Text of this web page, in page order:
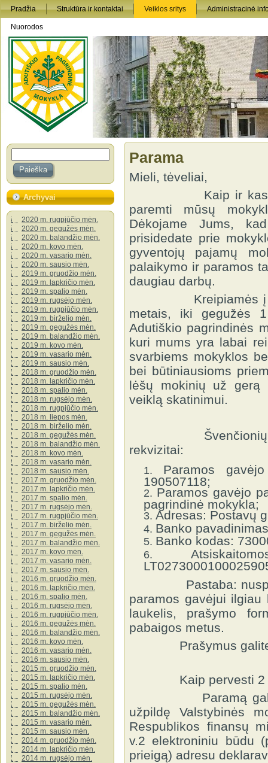
Pradžia Struktūra ir kontaktai Veiklos sritys Administracinė
Nuorodos
Archyvai
2020 m. rugpjūčio mėn.
2020 m. gegužės mėn.
2020 m. balandžio mėn.
2020 m. kovo mėn.
2020 m. vasario mėn.
2020 m. sausio mėn.
2019 m. gruodžio mėn.
2019 m. lapkričio mėn.
2019 m. spalio mėn.
2019 m. rugsėjo mėn.
2019 m. rugpjūčio mėn.
2019 m. birželio mėn.
2019 m. gegužės mėn.
2019 m. balandžio mėn.
2019 m. kovo mėn.
2019 m. vasario mėn.
2019 m. sausio mėn.
2018 m. gruodžio mėn.
2018 m. lapkričio mėn.
2018 m. spalio mėn.
2018 m. rugsėjo mėn.
2018 m. rugpjūčio mėn.
2018 m. liepos mėn.
2018 m. birželio mėn.
2018 m. gegužės mėn.
2018 m. balandžio mėn.
2018 m. kovo mėn.
2018 m. vasario mėn.
2018 m. sausio mėn.
2017 m. gruodžio mėn.
2017 m. lapkričio mėn.
2017 m. spalio mėn.
2017 m. rugsėjo mėn.
2017 m. rugpjūčio mėn.
2017 m. birželio mėn.
2017 m. gegužės mėn.
2017 m. balandžio mėn.
2017 m. kovo mėn.
2017 m. vasario mėn.
2017 m. sausio mėn.
2016 m. gruodžio mėn.
2016 m. lapkričio mėn.
2016 m. spalio mėn.
2016 m. rugsėjo mėn.
2016 m. rugpjūčio mėn.
2016 m. gegužės mėn.
2016 m. balandžio mėn.
2016 m. kovo mėn.
2016 m. vasario mėn.
2016 m. sausio mėn.
2015 m. gruodžio mėn.
2015 m. lapkričio mėn.
2015 m. spalio mėn.
2015 m. rugsėjo mėn.
2015 m. gegužės mėn.
2015 m. balandžio mėn.
2015 m. vasario mėn.
2015 m. sausio mėn.
2014 m. gruodžio mėn.
2014 m. lapkričio mėn.
2014 m. rugsėjo mėn.
Parama
Mieli, tėveliai,
Kaip ir kasmet,
paremti mūsų
Dėkojame Jums,
prisidedate prie
gyventojų pajamų
palaikymo ir paramos
daugiau darbų.
Kreipiamės į Jus
metais, iki gegužės
Adutiškio pagrindinės
kuri mums yra labai
svarbiems mokyklos
bei būtiniausioms
lėšų mokinių už gerą
veiklą skatinimui.
Švenčionių r.
rekvizitai:
Paramos
190507118;
Paramos gavėjo
pagrindinė mokykla;
Adresas: Postavų
Banko
Banko kodas:
Pastaba:
paramos gavėjui
laukelis, prašymo
pabaigos metus.
Prašymus galite
Kaip pervesti 2 %
Paramą galite
užpildę Valstybinės
Respublikos finansų
v.2 elektroniniu būdu
prieigą) adresu